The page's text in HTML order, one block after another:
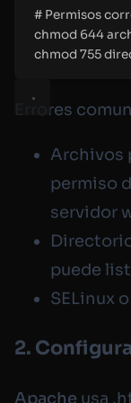
# Permisos
chmod 644
chmod 755
Errores
Archivos
permiso
servidor
puede
SELinux
2.
Apache usa